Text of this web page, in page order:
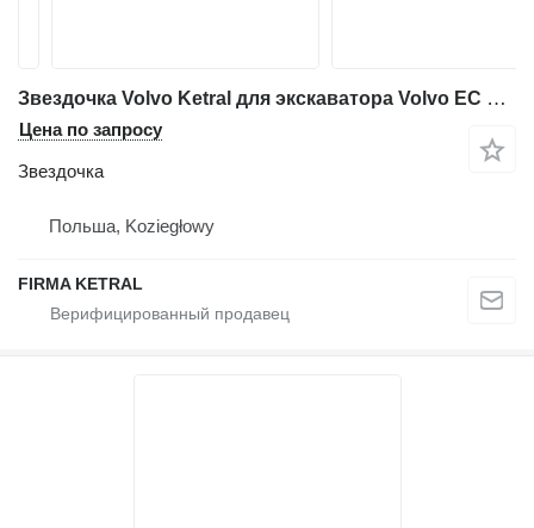
Звездочка Volvo Ketral для экскаватора Volvo EC 180D
Цена по запросу
Звездочка
Польша, Koziegłowy
FIRMA KETRAL